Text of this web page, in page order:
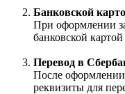
Банковской
При оформлении
банковской
Перевод в
После
реквизиты для